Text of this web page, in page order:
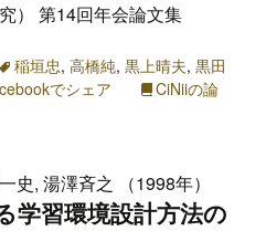
） 第14回年会論文集
稲垣忠, 高橋純, 黒上晴夫, 黒田
でシェア
CiNiiの論
史, 湯澤斉之 （1998年）
学習環境設計方法の